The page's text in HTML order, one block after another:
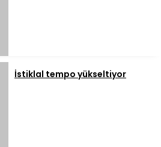
İstiklal tempo yükseltiyor